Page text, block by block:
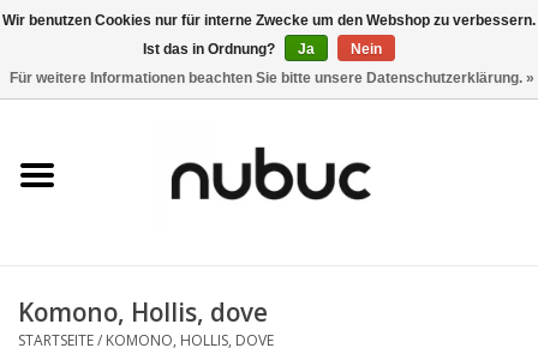
0 Artikel - CHF 0,00
Damen
Accessoires
Komono, Hollis, dove
STARTSEITE/ KOMONO, HOLLIS, DOVE
Wir benutzen Cookies nur für interne Zwecke um den Webshop zu verbessern.
Ist das in Ordnung?
Ja
Nein
Für weitere Informationen beachten Sie bitte unsere Datenschutzerklärung. »